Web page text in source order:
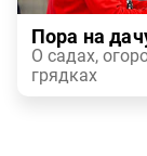
Пора на
О садах,
грядках